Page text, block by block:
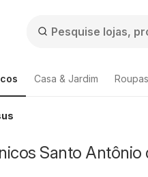
Casa & Jardim
Santo